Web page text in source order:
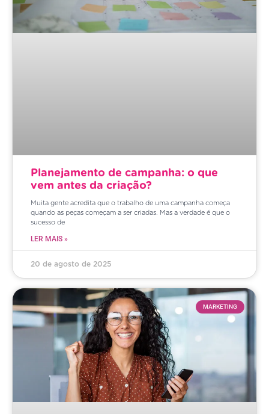
Planejamento de campanha: o que
vem antes da criação?
Muita gente acredita que o trabalho de uma campanha começa
quando as peças começam a ser criadas. Mas a verdade é que o
sucesso de
LER MAIS »
20 de agosto de 2025
MARKETING